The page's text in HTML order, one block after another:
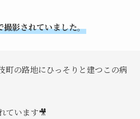
撮影されていました。
町の路地にひっそりと建つこの病
ています🎥